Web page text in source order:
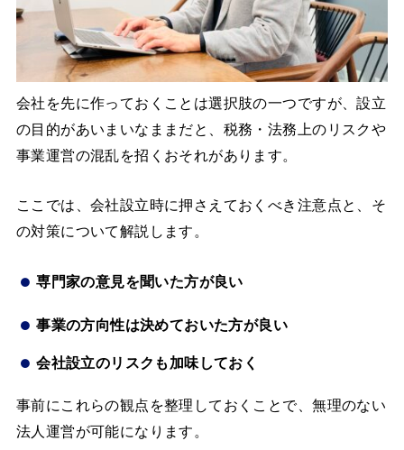
会社を先に作っておくことは選択肢の一つですが、設立
の目的があいまいなままだと、税務・法務上のリスクや
事業運営の混乱を招くおそれがあります。
ここでは、会社設立時に押さえておくべき注意点と、そ
の対策について解説します。
専門家の意見を聞いた方が良い
事業の方向性は決めておいた方が良い
会社設立のリスクも加味しておく
事前にこれらの観点を整理しておくことで、無理のない
法人運営が可能になります。